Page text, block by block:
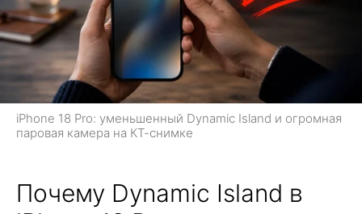
iPhone 18 Pro: уменьшенный Dynamic Island и огромная
паровая камера на КТ-снимке
Почему Dynamic Island в